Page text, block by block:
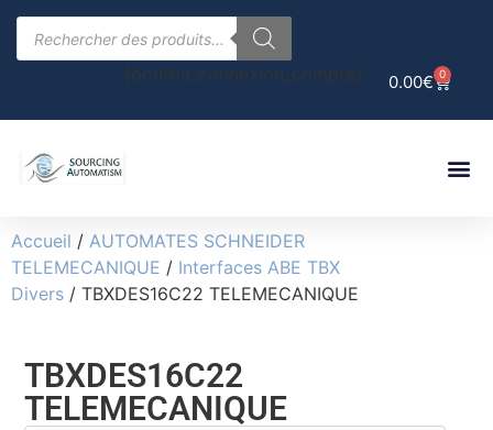
0.00€ 0
[bouton_connexion_compte]
Accueil / AUTOMATES SCHNEIDER
TELEMECANIQUE / Interfaces ABE TBX
Divers / TBXDES16C22 TELEMECANIQUE
TBXDES16C22
TELEMECANIQUE